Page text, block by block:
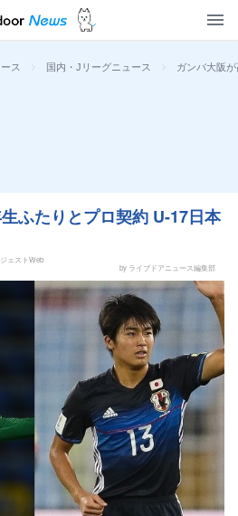
ス > 国内・Jリーグニュース > ガンバ大阪
ふたりとプロ契約 U-17日本
ェストWeb
by ライブドアニュース編集部